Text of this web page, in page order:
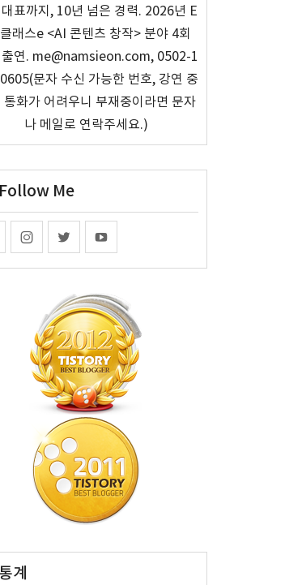
표까지, 10년 넘은 경력. 2026년 E
래스e <AI 콘텐츠 창작> 분야 4회
출연. me@namsieon.com, 0502-1
문자 수신 가능한 번호, 강연 중
통화가 어려우니 부재중이라면 문자
나 메일로 연락주세요.)
Follow Me
통계